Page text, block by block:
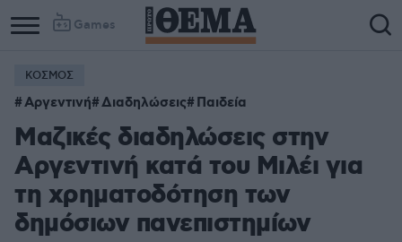
Games
ΚΟΣΜΟΣ
Αργεντινή Διαδηλώσεις Παιδεία
Μαζικές διαδηλώσεις στην
Αργεντινή κατά του Μιλέι για
τη χρηματοδότηση των
δημόσιων πανεπιστημίων